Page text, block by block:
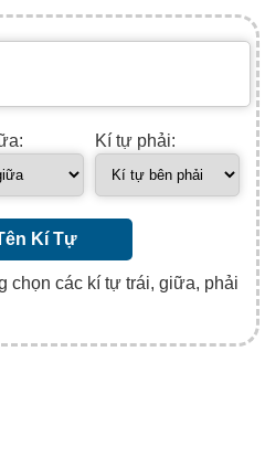
Kí tự phải:
Kí Tự
chọn các kí tự trái, giữa, phải